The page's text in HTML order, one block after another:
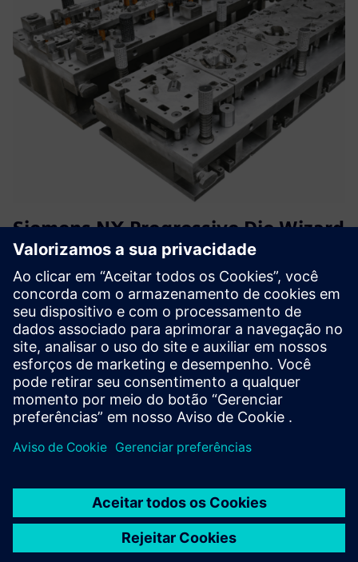
Siemens NX Progressive Die Wizard
(PDW) Training
Este curso de treinamento orienta os usuários desde os
fundamentos da análise de banda, passando pelo layout da
faixa, até o design completo de uma matriz progressiva no
NX PDW. O foco está no desenvolvimento prático de
matrizes, ...
Saiba mais